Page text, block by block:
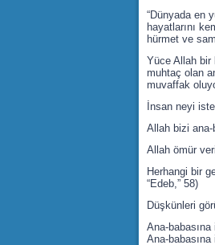
“Dünyada en
hayatlarını
hürmet ve
Yüce Allah bir
muhtaç olan
muvaffak
İnsan neyi
Allah bizi
Allah ömür
Herhangi bir
“Edeb,” 58)
Düşkünleri
Ana-
Ana-